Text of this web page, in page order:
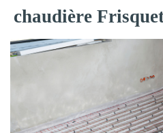
chaudière